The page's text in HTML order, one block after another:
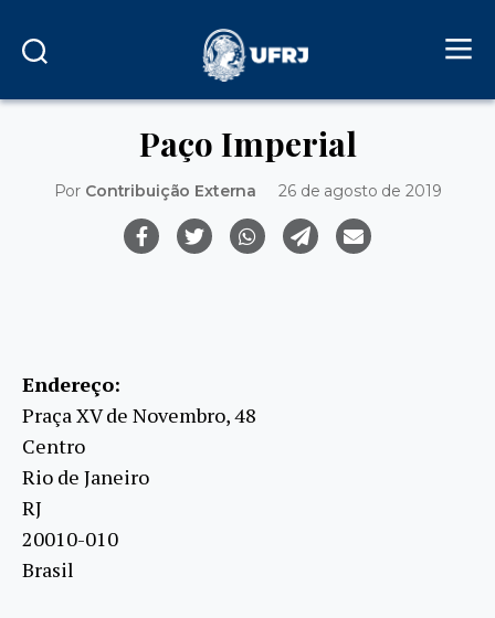
Paço Imperial
Por Contribuição Externa 26 de agosto de 2019
Endereço:
Praça XV de Novembro, 48
Centro
Rio de Janeiro
RJ
20010-010
Brasil